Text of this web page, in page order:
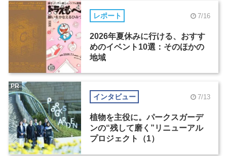
レポート 7/16
2026年夏休みに行ける、おすす
めのイベント10選：そのほかの
地域
インタビュー 7/13
植物を主役に。パークスガーデ
ンの“残して磨く”リニューアル
プロジェクト（1）
PR